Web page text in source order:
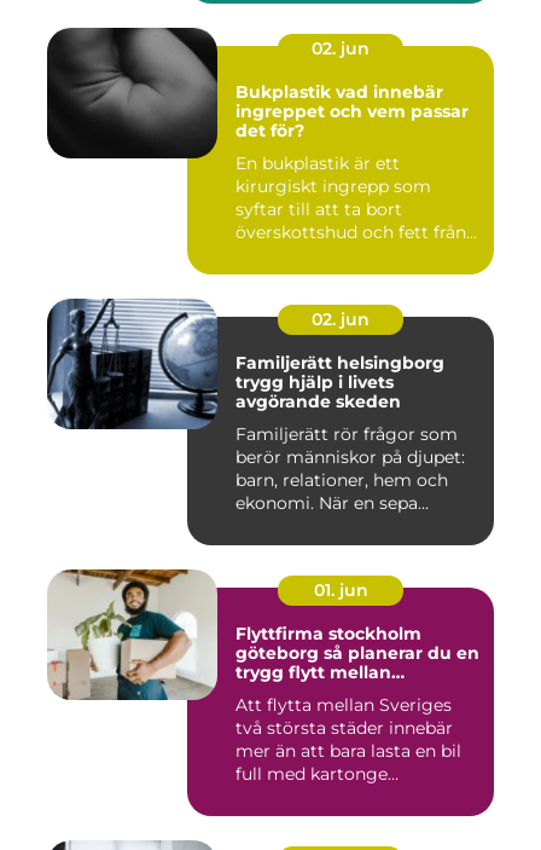
02. jun
Bukplastik vad innebär
ingreppet och vem passar
det för?
En bukplastik är ett
kirurgiskt ingrepp som
syftar till att ta bort
överskottshud och fett från
02. jun
Familjerätt helsingborg
trygg hjälp i livets
avgörande skeden
Familjerätt rör frågor som
berör människor på djupet:
barn, relationer, hem och
ekonomi. När en sepa...
01. jun
Flyttfirma stockholm
göteborg så planerar du en
trygg flytt mellan
Att flytta mellan Sveriges
två största städer innebär
mer än att bara lasta en bil
full med kartonge...